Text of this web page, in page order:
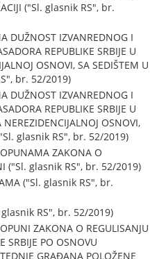
("Sl. glasnik RS", br.
DUŽNOST IZVANREDNOG I
REPUBLIKE SRBIJE U
OSNOVI, SA SEDIŠTEM U
br. 52/2019)
DUŽNOST IZVANREDNOG I
REPUBLIKE SRBIJE U
OSNOVI,
glasnik RS", br. 52/2019)
ZAKONA O
("Sl. glasnik RS", br. 52/2019)
("Sl. glasnik RS", br.
RS", br. 52/2019)
ZAKONA O REGULISANJU
SRBIJE PO OSNOVU
GRAĐANA POLOŽENE